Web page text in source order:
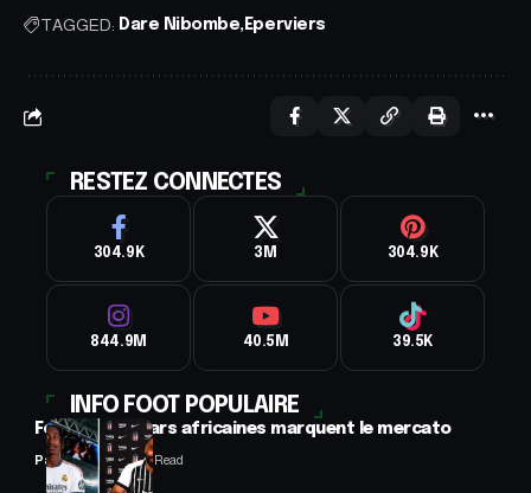
TAGGED: Dare Nibombe Eperviers
RESTEZ CONNECTES
304.9K 3M 304.9K
844.9M 40.5M 39.5K
INFO FOOT POPULAIRE
Football : 2 stars africaines marquent le mercato
Panafrofoot2 Min Read